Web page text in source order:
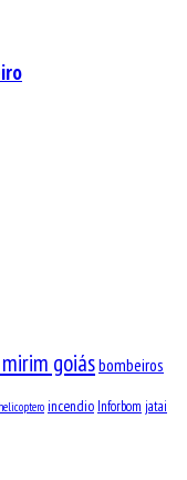
goiásbombeiros
helicoptero incendio Inforbom jatai